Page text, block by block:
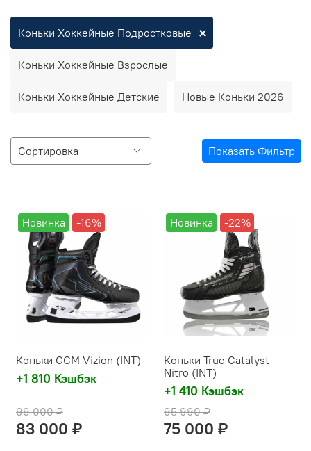
Коньки Хоккейные Подростковые
Коньки Хоккейные Взрослые
Коньки Хоккейные Детские Новые Коньки 2026
Новинка -16%
Коньки CCM Vizion (INT)
+1 810 Кэшбэк
99 000 ₽
83 000 ₽
Новинка -22%
Коньки True Catalyst
Nitro (INT)
+1 410 Кэшбэк
95 990 ₽
75 000 ₽
Показать Фильтр